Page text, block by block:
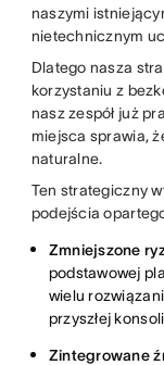
naszymi
nietechnicznym
Dlatego nasza
korzystaniu z
nasz zespół już
miejsca sprawia,
naturalne.
Ten strategiczny
podejścia
Zmniejszone
podstawowej
wielu
przyszłej
Zintegrowane